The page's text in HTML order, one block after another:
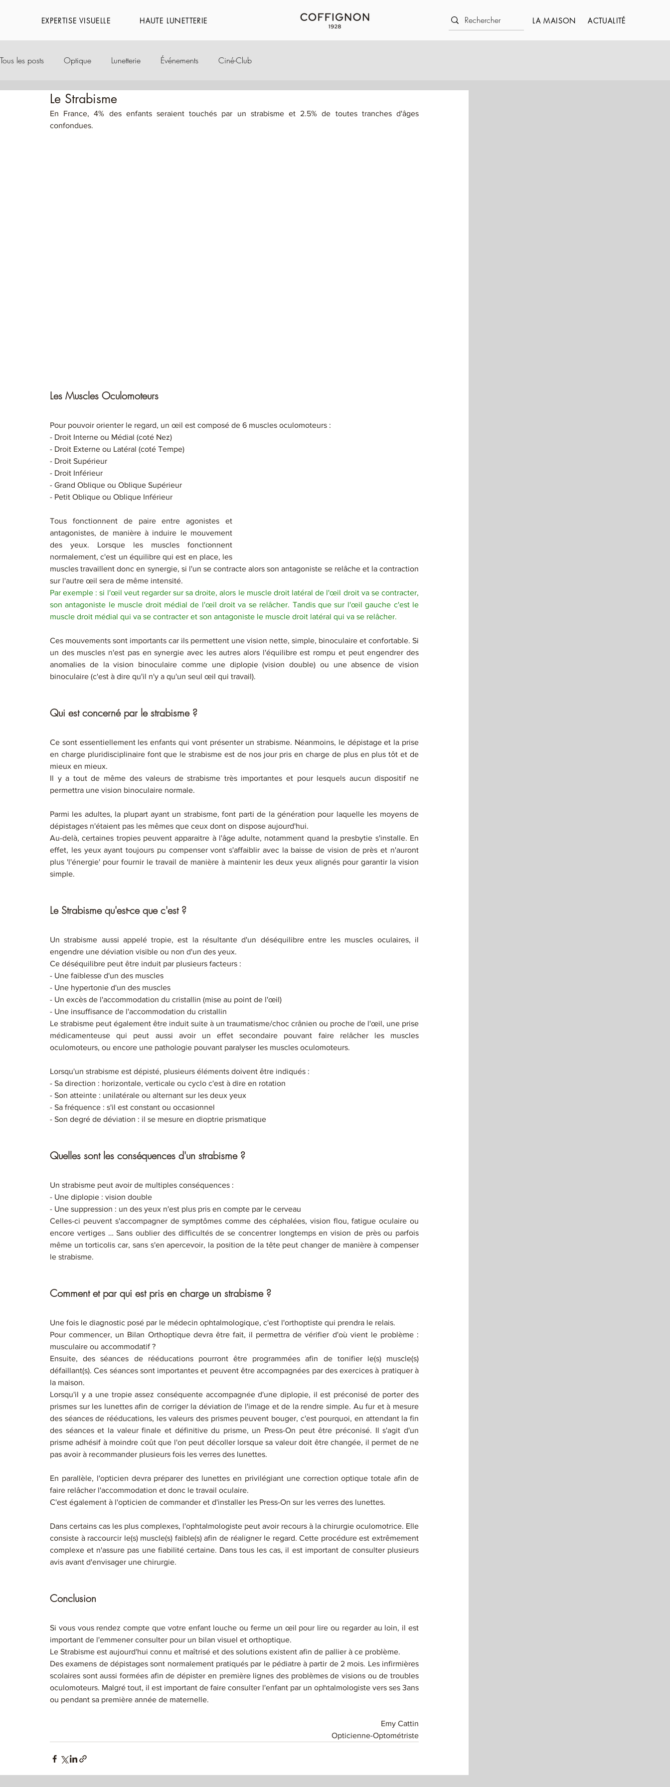
EXPERTISE VISUELLE HAUTE LUNETTERIE LA MAISON ACTUALITÉ
Tous les posts Optique Lunetterie Événements Ciné-Club
Le Strabisme
En France, 4% des enfants seraient touchés par un strabisme et 2.5% de toutes tranches d'âges
confondues.
Les Muscles Oculomoteurs
Pour pouvoir orienter le regard, un œil est composé de 6 muscles oculomoteurs :
- Droit Interne ou Médial (coté Nez)
- Droit Externe ou Latéral (coté Tempe)
- Droit Supérieur
- Droit Inférieur
- Grand Oblique ou Oblique Supérieur
- Petit Oblique ou Oblique Inférieur
Tous fonctionnent de paire entre agonistes et
antagonistes, de manière à induire le mouvement
des yeux. Lorsque les muscles fonctionnent
normalement, c'est un équilibre qui est en place, les
muscles travaillent donc en synergie, si l'un se contracte alors son antagoniste se relâche et la contraction
sur l'autre œil sera de même intensité.
Par exemple : si l'œil veut regarder sur sa droite, alors le muscle droit latéral de l'œil droit va se contracter,
son antagoniste le muscle droit médial de l'œil droit va se relâcher. Tandis que sur l'œil gauche c'est le
muscle droit médial qui va se contracter et son antagoniste le muscle droit latéral qui va se relâcher.
Ces mouvements sont importants car ils permettent une vision nette, simple, binoculaire et confortable. Si
un des muscles n'est pas en synergie avec les autres alors l'équilibre est rompu et peut engendrer des
anomalies de la vision binoculaire comme une diplopie (vision double) ou une absence de vision
binoculaire (c'est à dire qu'il n'y a qu'un seul œil qui travail).
Qui est concerné par le strabisme ?
Ce sont essentiellement les enfants qui vont présenter un strabisme. Néanmoins, le dépistage et la prise
en charge pluridisciplinaire font que le strabisme est de nos jour pris en charge de plus en plus tôt et de
mieux en mieux.
Il y a tout de même des valeurs de strabisme très importantes et pour lesquels aucun dispositif ne
permettra une vision binoculaire normale.
Parmi les adultes, la plupart ayant un strabisme, font parti de la génération pour laquelle les moyens de
dépistages n'étaient pas les mêmes que ceux dont on dispose aujourd'hui.
Au-delà, certaines tropies peuvent apparaitre à l'âge adulte, notamment quand la presbytie s'installe. En
effet, les yeux ayant toujours pu compenser vont s'affaiblir avec la baisse de vision de près et n'auront
plus 'l'énergie' pour fournir le travail de manière à maintenir les deux yeux alignés pour garantir la vision
simple.
Le Strabisme qu'est-ce que c'est ?
Un strabisme aussi appelé tropie, est la résultante d'un déséquilibre entre les muscles oculaires, il
engendre une déviation visible ou non d'un des yeux.
Ce déséquilibre peut être induit par plusieurs facteurs :
- Une faiblesse d'un des muscles
- Une hypertonie d'un des muscles
- Un excès de l'accommodation du cristallin (mise au point de l'œil)
- Une insuffisance de l'accommodation du cristallin
Le strabisme peut également être induit suite à un traumatisme/choc crânien ou proche de l'œil, une prise
médicamenteuse qui peut aussi avoir un effet secondaire pouvant faire relâcher les muscles
oculomoteurs, ou encore une pathologie pouvant paralyser les muscles oculomoteurs.
Lorsqu'un strabisme est dépisté, plusieurs éléments doivent être indiqués :
- Sa direction : horizontale, verticale ou cyclo c'est à dire en rotation
- Son atteinte : unilatérale ou alternant sur les deux yeux
- Sa fréquence : s'il est constant ou occasionnel
- Son degré de déviation : il se mesure en dioptrie prismatique
Quelles sont les conséquences d'un strabisme ?
Un strabisme peut avoir de multiples conséquences :
- Une diplopie : vision double
- Une suppression : un des yeux n'est plus pris en compte par le cerveau
Celles-ci peuvent s'accompagner de symptômes comme des céphalées, vision flou, fatigue oculaire ou
encore vertiges … Sans oublier des difficultés de se concentrer longtemps en vision de près ou parfois
même un torticolis car, sans s'en apercevoir, la position de la tête peut changer de manière à compenser
le strabisme.
Comment et par qui est pris en charge un strabisme ?
Une fois le diagnostic posé par le médecin ophtalmologique, c'est l'orthoptiste qui prendra le relais.
Pour commencer, un Bilan Orthoptique devra être fait, il permettra de vérifier d'où vient le problème :
musculaire ou accommodatif ?
Ensuite, des séances de rééducations pourront être programmées afin de tonifier le(s) muscle(s)
défaillant(s). Ces séances sont importantes et peuvent être accompagnées par des exercices à pratiquer à
la maison.
Lorsqu'il y a une tropie assez conséquente accompagnée d'une diplopie, il est préconisé de porter des
prismes sur les lunettes afin de corriger la déviation de l'image et de la rendre simple. Au fur et à mesure
des séances de rééducations, les valeurs des prismes peuvent bouger, c'est pourquoi, en attendant la fin
des séances et la valeur finale et définitive du prisme, un Press-On peut être préconisé. Il s'agit d'un
prisme adhésif à moindre coût que l'on peut décoller lorsque sa valeur doit être changée, il permet de ne
pas avoir à recommander plusieurs fois les verres des lunettes.
En parallèle, l'opticien devra préparer des lunettes en privilégiant une correction optique totale afin de
faire relâcher l'accommodation et donc le travail oculaire.
C'est également à l'opticien de commander et d'installer les Press-On sur les verres des lunettes.
Dans certains cas les plus complexes, l'ophtalmologiste peut avoir recours à la chirurgie oculomotrice. Elle
consiste à raccourcir le(s) muscle(s) faible(s) afin de réaligner le regard. Cette procédure est extrêmement
complexe et n'assure pas une fiabilité certaine. Dans tous les cas, il est important de consulter plusieurs
avis avant d'envisager une chirurgie.
Conclusion
Si vous vous rendez compte que votre enfant louche ou ferme un œil pour lire ou regarder au loin, il est
important de l'emmener consulter pour un bilan visuel et orthoptique.
Le Strabisme est aujourd'hui connu et maîtrisé et des solutions existent afin de pallier à ce problème.
Des examens de dépistages sont normalement pratiqués par le pédiatre à partir de 2 mois. Les infirmières
scolaires sont aussi formées afin de dépister en première lignes des problèmes de visions ou de troubles
oculomoteurs. Malgré tout, il est important de faire consulter l'enfant par un ophtalmologiste vers ses 3ans
ou pendant sa première année de maternelle.
Emy Cattin
Opticienne-Optométriste